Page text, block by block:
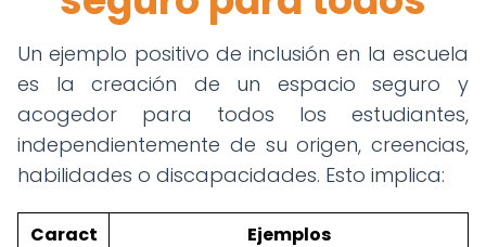
Un ejemplo positivo de inclusión en la escuela
es la creación de un espacio seguro y
acogedor para todos los estudiantes,
independientemente de su origen, creencias,
habilidades o discapacidades. Esto implica:
Caract
Ejemplos